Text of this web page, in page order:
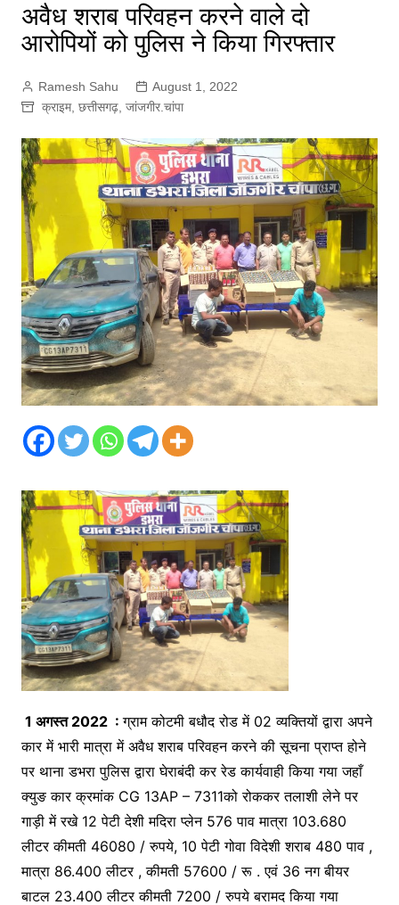
अवैध शराब परिवहन करने वाले दो
आरोपियों को पुलिस ने किया गिरफ्तार
Ramesh Sahu
August 1, 2022
क्राइम, छत्तीसगढ़, जांजगीर.चांपा
1 अगस्त 2022 :ग्राम कोटमी बधौद रोड में 02 व्यक्तियों द्वारा अपने
कार में भारी मात्रा में अवैध शराब परिवहन करने की सूचना प्राप्त होने
पर थाना डभरा पुलिस द्वारा घेराबंदी कर रेड कार्यवाही किया गया जहाँ
क्युङ कार क्रमांक CG 13AP – 7311को रोककर तलाशी लेने पर
गाड़ी में रखे 12 पेटी देशी मदिरा प्लेन 576 पाव मात्रा 103.680
लीटर कीमती 46080 / रुपये, 10 पेटी गोवा विदेशी शराब 480 पाव ,
मात्रा 86.400 लीटर , कीमती 57600 / रू . एवं 36 नग बीयर
बाटल 23.400 लीटर कीमती 7200 / रुपये बरामद किया गया